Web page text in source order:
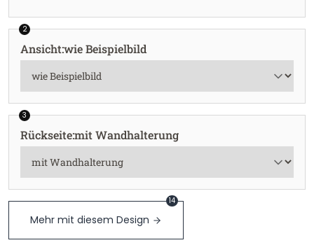
2
Ansicht:wie Beispielbild
3
Rückseite:mit Wandhalterung
Mehr mit diesem Design
14